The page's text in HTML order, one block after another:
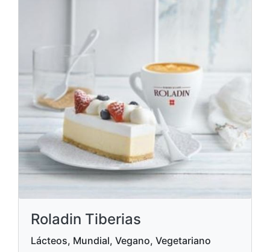
Roladin Tiberias
Lácteos, Mundial, Vegano, Vegetariano